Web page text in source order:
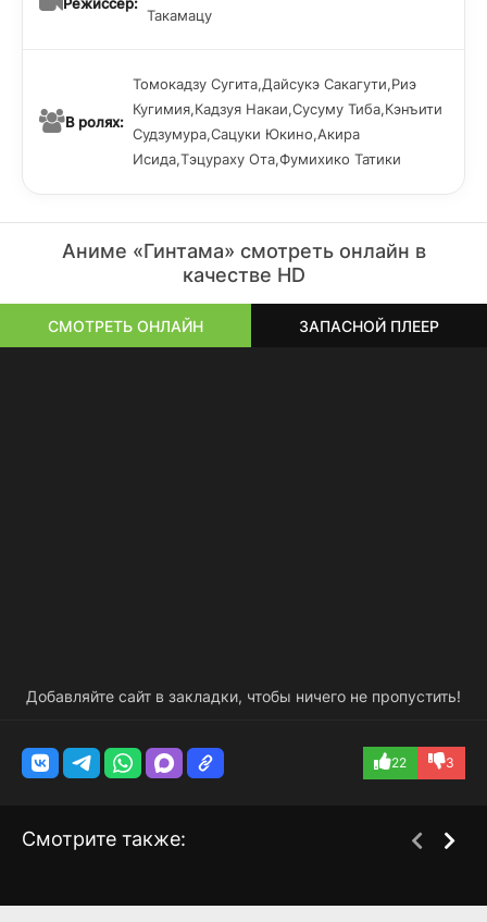
Такамацу
В ролях:
Томокадзу Сугита,Дайсукэ Сакагути,Риэ
Кугимия,Кадзуя Накаи,Сусуму Тиба,Кэнъити
Судзумура,Сацуки Юкино,Акира
Исида,Тэцураху Ота,Фумихико Татики
Аниме «Гинтама» смотреть онлайн в
качестве HD
СМОТРЕТЬ ОНЛАЙН ЗАПАСНОЙ ПЛЕЕР
Добавляйте сайт в закладки, чтобы ничего не пропустить!
22 3
Смотрите также: